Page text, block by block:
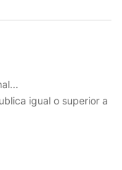
igual o superior a